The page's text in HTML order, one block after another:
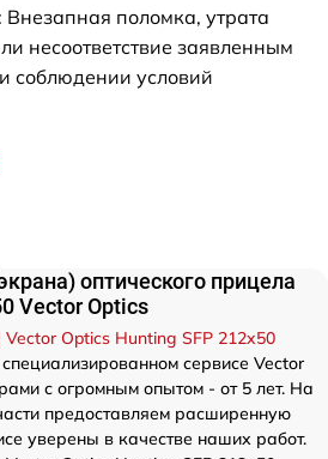
поломка, утрата
несоответствие заявленным
соблюдении условий
оптического прицела
Vector Optics
Optics Hunting SFP 212x50
сервисе Vector
с огромным опытом - от 5 лет. На
предоставляем расширенную
уверены в качестве наших работ.